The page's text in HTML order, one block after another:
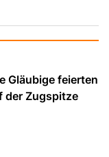
Gläubige feierten
der Zugspitze